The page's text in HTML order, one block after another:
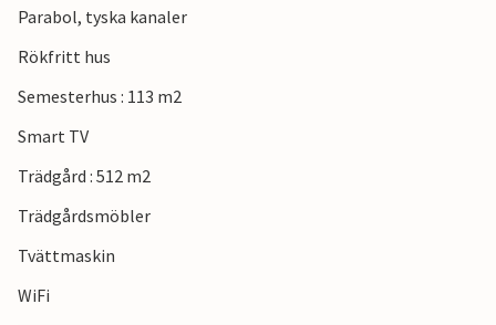
gångavstånd och erbjuder många shoppingmöjligheter,
restauranger och kulturella sevärdheter. Utforska
Parabol, tyska kanaler
Rökfritt hus
Semesterhus : 113 m2
Smart TV
Trädgård : 512 m2
Trädgårdsmöbler
Tvättmaskin
WiFi